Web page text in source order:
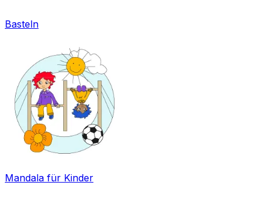
Basteln
Mandala für Kinder